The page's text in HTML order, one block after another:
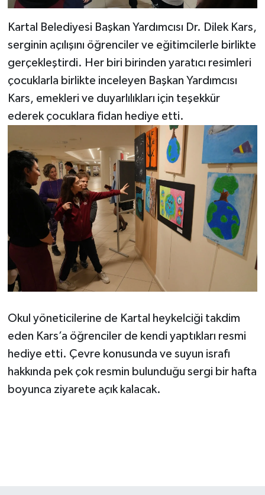
Kartal Belediyesi Başkan Yardımcısı Dr. Dilek Kars,
serginin açılışını öğrenciler ve eğitimcilerle birlikte
gerçekleştirdi. Her biri birinden yaratıcı resimleri
çocuklarla birlikte inceleyen Başkan Yardımcısı
Kars, emekleri ve duyarlılıkları için teşekkür
ederek çocuklara fidan hediye etti.
Okul yöneticilerine de Kartal heykelciği takdim
eden Kars’a öğrenciler de kendi yaptıkları resmi
hediye etti. Çevre konusunda ve suyun israfı
hakkında pek çok resmin bulunduğu sergi bir hafta
boyunca ziyarete açık kalacak.